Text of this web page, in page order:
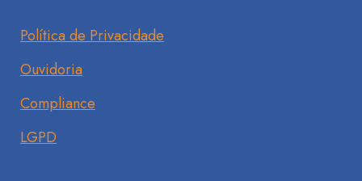
Política de Privacidade
Ouvidoria
Compliance
LGPD